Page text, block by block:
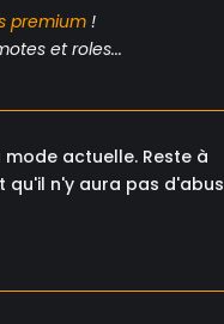
premium !
et roles...
actuelle. Reste à
qu'il n'y aura pas d'abus